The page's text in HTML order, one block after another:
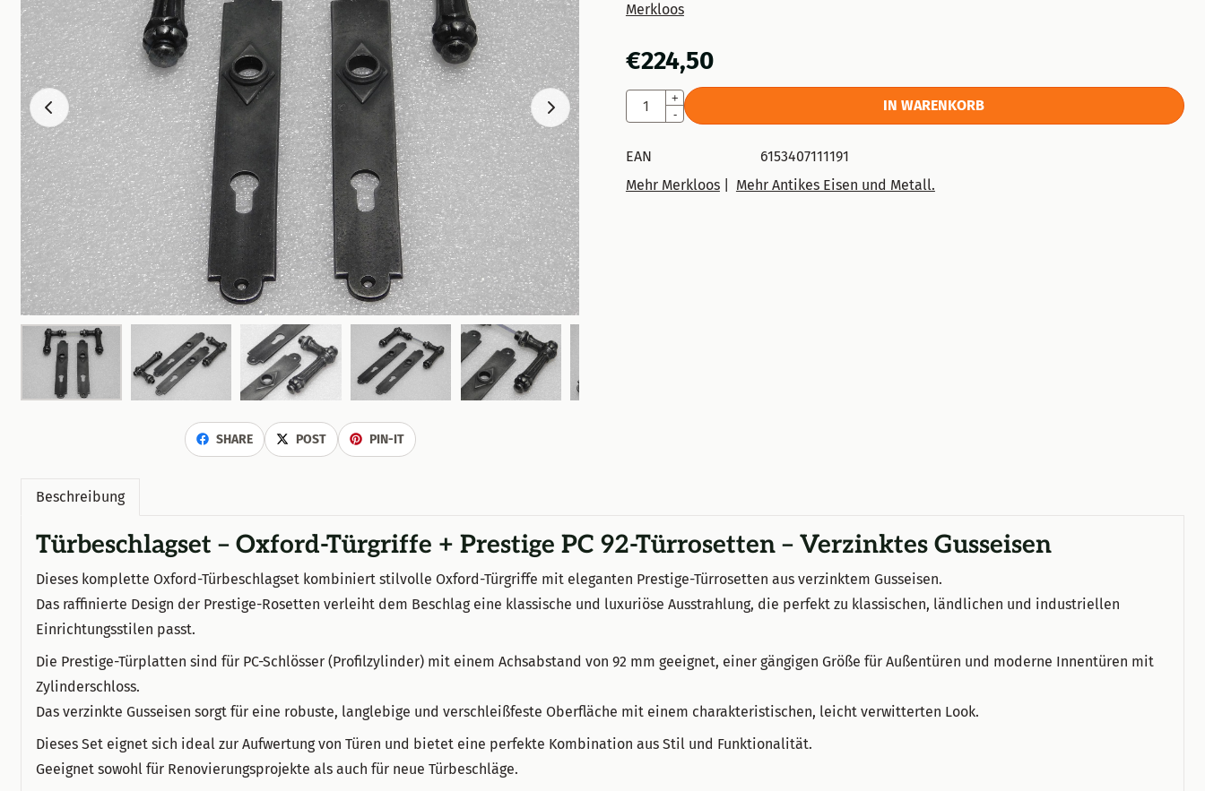
SHARE POST PIN-IT
Merkloos
€224,50
Anzahl
+
-
IN WARENKORB
EAN
6153407111191
Mehr Merkloos| Mehr Antikes Eisen und Metall.
Beschreibung
Türbeschlagset – Oxford-Türgriffe + Prestige PC 92-Türrosetten – Verzinktes Gusseisen
Dieses komplette Oxford-Türbeschlagset kombiniert stilvolle Oxford-Türgriffe mit eleganten Prestige-Türrosetten aus verzinktem Gusseisen.
Das raffinierte Design der Prestige-Rosetten verleiht dem Beschlag eine klassische und luxuriöse Ausstrahlung, die perfekt zu klassischen, ländlichen und industriellen
Einrichtungsstilen passt.
Die Prestige-Türplatten sind für PC-Schlösser (Profilzylinder) mit einem Achsabstand von 92 mm geeignet, einer gängigen Größe für Außentüren und moderne Innentüren mit
Zylinderschloss.
Das verzinkte Gusseisen sorgt für eine robuste, langlebige und verschleißfeste Oberfläche mit einem charakteristischen, leicht verwitterten Look.
Dieses Set eignet sich ideal zur Aufwertung von Türen und bietet eine perfekte Kombination aus Stil und Funktionalität.
Geeignet sowohl für Renovierungsprojekte als auch für neue Türbeschläge.